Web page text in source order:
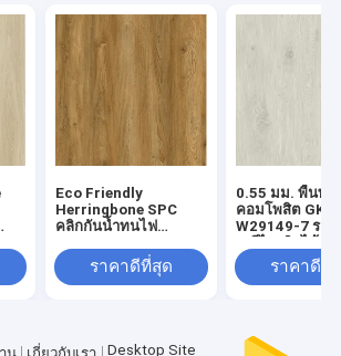
Eco Friendly
Herringbone SPC
คลิกกันน้ำทนไฟ
GKBM FT-W19022-5
ราคาดีที่สุด
0.55 มม. พื้นพล
คอมโพสิต
W29149-7 รอ
ราคาดีที่
Desktop Site